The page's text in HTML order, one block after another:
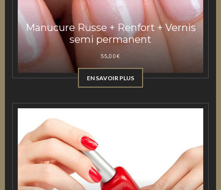
Manucure Russe + Renfort + Vernis
semi permanent
55,00€
EN SAVOIR PLUS